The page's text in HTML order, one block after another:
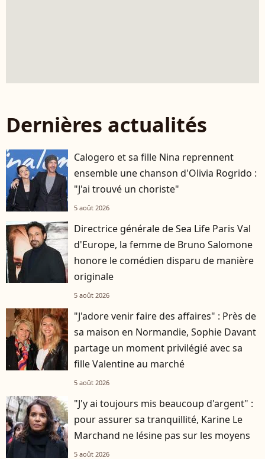
Dernières actualités
Calogero et sa fille Nina reprennent
ensemble une chanson d'Olivia Rogrido :
"J'ai trouvé un choriste"
5 août 2026
Directrice générale de Sea Life Paris Val
d'Europe, la femme de Bruno Salomone
honore le comédien disparu de manière
originale
5 août 2026
"J'adore venir faire des affaires" : Près de
sa maison en Normandie, Sophie Davant
partage un moment privilégié avec sa
fille Valentine au marché
5 août 2026
"J'y ai toujours mis beaucoup d'argent" :
pour assurer sa tranquillité, Karine Le
Marchand ne lésine pas sur les moyens
5 août 2026